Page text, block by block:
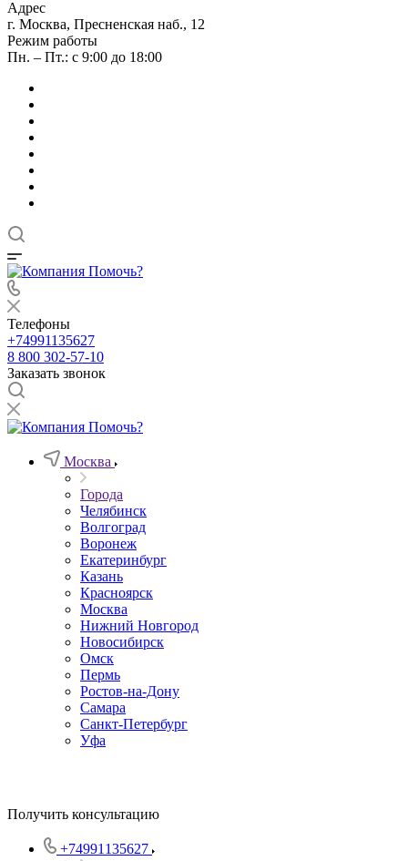
Адрес
г. Москва, Пресненская наб., 12
Режим работы
Пн. – Пт.: с 9:00 до 18:00
Телефоны
+74991135627
8 800 302-57-10
Заказать звонок
Москва
Города
Челябинск
Волгоград
Воронеж
Екатеринбург
Казань
Красноярск
Москва
Нижний Новгород
Новосибирск
Омск
Пермь
Ростов-на-Дону
Самара
Санкт-Петербург
Уфа
Получить консультацию
+74991135627